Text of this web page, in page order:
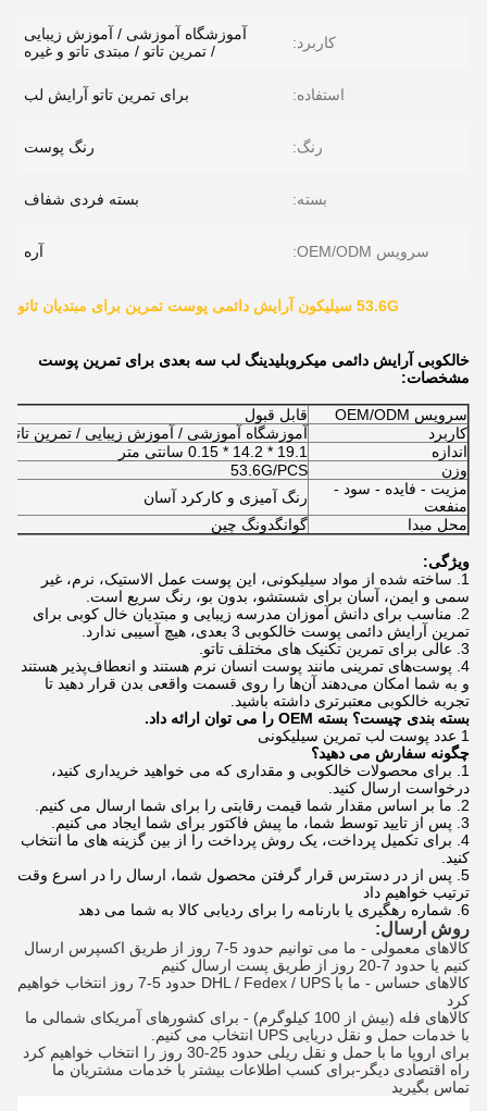
کاربرد:
آموزشگاه آموزشی / آموزش زیبایی
/ تمرین تاتو / مبتدی تاتو و غیره
استفاده: برای تمرین تاتو آرایش لب
رنگ: رنگ پوست
بسته: بسته فردی شفاف
سرویس OEM/ODM: آره
53.6G سیلیکون آرایش دائمی پوست تمرین برای مبتدیان تاتو
خالکوبی آرایش دائمی میکروبلیدینگ لب سه بعدی برای تمرین پوست
مشخصات:
سرویس OEM/ODM
قابل قبول
کاربرد
آموزشگاه آموزشی / آموزش زیبایی / تمرین تاتو /
اندازه
19.1 * 14.2 * 0.15 سانتی متر
وزن
53.6G/PCS
مزیت - فایده - سود -
منفعت
رنگ آمیزی و کارکرد آسان
محل مبدا
گوانگدونگ چین
ویژگی:
1. ساخته شده از مواد سیلیکونی، این پوست عمل الاستیک، نرم، غیر
سمی و ایمن، آسان برای شستشو، بدون بو، رنگ سریع است.
2. مناسب برای دانش آموزان مدرسه زیبایی و مبتدیان خال کوبی برای
تمرین آرایش دائمی پوست خالکوبی 3 بعدی، هیچ آسیبی ندارد.
3. عالی برای تمرین تکنیک های مختلف تاتو.
4. پوست‌های تمرینی مانند پوست انسان نرم هستند و انعطاف‌پذیر هستند
و به شما امکان می‌دهند آن‌ها را روی قسمت واقعی بدن قرار دهید تا
تجربه خالکوبی معتبرتری داشته باشید.
بسته بندی چیست؟ بسته OEM را می توان ارائه داد.
1 عدد پوست لب تمرین سیلیکونی
چگونه سفارش می دهید؟
1. برای محصولات خالکوبی و مقداری که می خواهید خریداری کنید،
درخواست ارسال کنید.
2. ما بر اساس مقدار شما قیمت رقابتی را برای شما ارسال می کنیم.
3. پس از تایید توسط شما، ما پیش فاکتور برای شما ایجاد می کنیم.
4. برای تکمیل پرداخت، یک روش پرداخت را از بین گزینه های ما انتخاب
کنید.
5. پس از در دسترس قرار گرفتن محصول شما، ارسال را در اسرع وقت
ترتیب خواهیم داد
6. شماره رهگیری یا بارنامه را برای ردیابی کالا به شما می دهد
روش ارسال:
کنیم یا حدود 7-20 روز از طریق پست ارسال کنیم
کرد
با خدمات حمل و نقل دریایی UPS انتخاب می کنیم.
برای اروپا ما با حمل و نقل ریلی حدود 25-30 روز را انتخاب خواهیم کرد
راه اقتصادی دیگر -
تماس بگیرید